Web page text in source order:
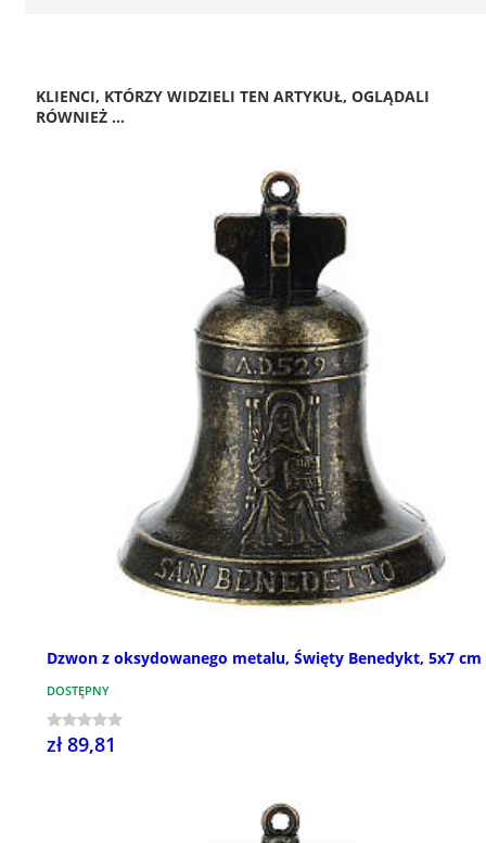
KLIENCI, KTÓRZY WIDZIELI TEN ARTYKUŁ, OGLĄDALI
RÓWNIEŻ ...
Dzwon z oksydowanego metalu, Święty Benedykt, 5x7 cm
DOSTĘPNY
zł 89,81